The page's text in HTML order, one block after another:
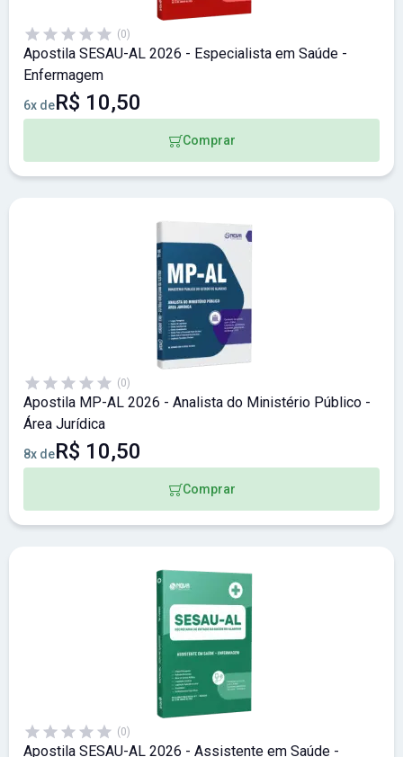
(0)
Apostila SESAU-AL 2026 - Especialista em Saúde -
Enfermagem
6x deR$ 10,50
Comprar
(0)
Apostila MP-AL 2026 - Analista do Ministério Público -
Área Jurídica
8x deR$ 10,50
Comprar
(0)
Apostila SESAU-AL 2026 - Assistente em Saúde -